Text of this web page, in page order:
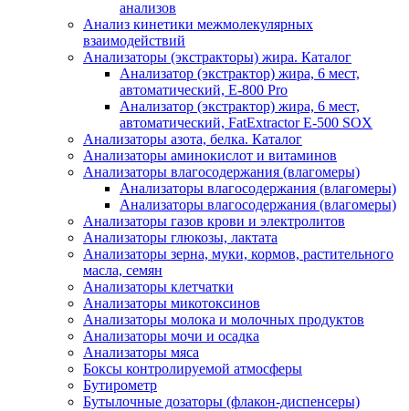
анализов
Анализ кинетики межмолекулярных
взаимодействий
Анализаторы (экстракторы) жира. Каталог
Анализатор (экстрактор) жира, 6 мест,
автоматический, E-800 Pro
Анализатор (экстрактор) жира, 6 мест,
автоматический, FatExtractor E-500 SOX
Анализаторы азота, белка. Каталог
Анализаторы аминокислот и витаминов
Анализаторы влагосодержания (влагомеры)
Анализаторы влагосодержания (влагомеры)
Анализаторы влагосодержания (влагомеры)
Анализаторы газов крови и электролитов
Анализаторы глюкозы, лактата
Анализаторы зерна, муки, кормов, растительного
масла, семян
Анализаторы клетчатки
Анализаторы микотоксинов
Анализаторы молока и молочных продуктов
Анализаторы мочи и осадка
Анализаторы мяса
Боксы контролируемой атмосферы
Бутирометр
Бутылочные дозаторы (флакон-диспенсеры)